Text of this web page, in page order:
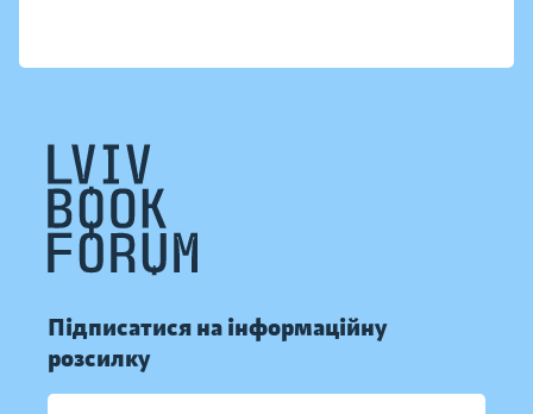
Підписатися на інформаційну
розсилку